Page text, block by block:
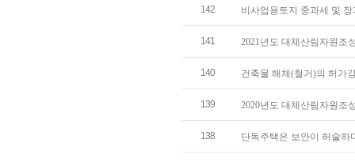
142 비사업용토지 중과세 및
141 2021년도 대체산림자원조
140 건축물 해체(철거)의 허가
139 2020년도 대체산림자원조
138 단독주택은 보안이 허술하